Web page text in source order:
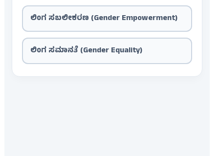
ಲಿಂಗ ಸಬಲೀಕರಣ (Gender Empowerment)
ಲಿಂಗ ಸಮಾನತೆ (Gender Equality)